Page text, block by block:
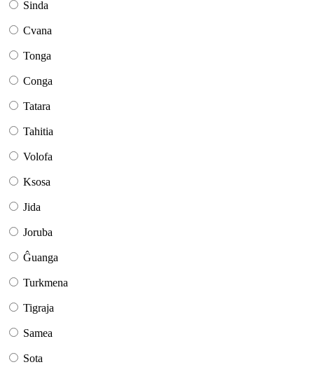
Sinda
Cvana
Tonga
Conga
Tatara
Tahitia
Volofa
Ksosa
Jida
Joruba
Ĝuanga
Turkmena
Tigraja
Samea
Sota